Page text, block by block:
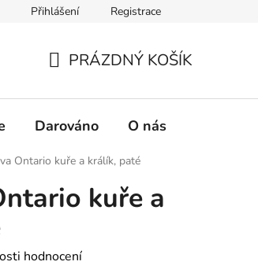
Přihlášení Registrace
KOŠÍK
PRÁZDNÝ KOŠÍK
Darováno O nás
Ontario kuře a králík, paté
kuře a
hodnocení